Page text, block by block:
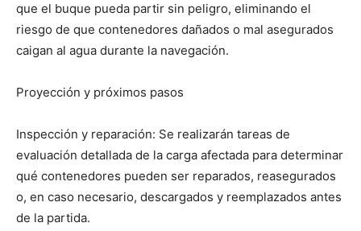
que el buque pueda partir sin peligro, eliminando el
riesgo de que contenedores dañados o mal asegurados
caigan al agua durante la navegación.
Proyección y próximos pasos
Inspección y reparación: Se realizarán tareas de
evaluación detallada de la carga afectada para determinar
qué contenedores pueden ser reparados, reasegurados
o, en caso necesario, descargados y reemplazados antes
de la partida.